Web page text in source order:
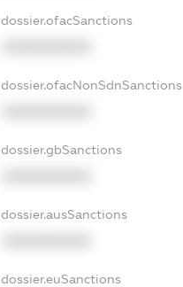
dossier.ofacSanctions
dossier.ofacNonSdnSanctions
dossier.gbSanctions
dossier.ausSanctions
dossier.euSanctions